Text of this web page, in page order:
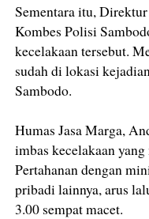
Sementara itu,
Kombes Polisi
kecelakaan tersebut.
sudah di lokasi
Sambodo.
Humas Jasa Marga,
imbas kecelakaan
Pertahanan dengan
pribadi lainnya, arus
3.00 sempat macet.